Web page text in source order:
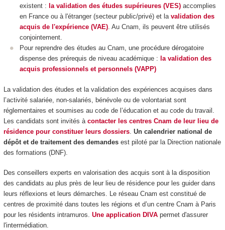
existent : la validation des études supérieures (VES) accomplies
en France ou à l'étranger (secteur public/privé) et lavalidation des
acquis de l'expérience (VAE). Au Cnam, ils peuvent être utilisés
conjointement.
Pour reprendre des études au Cnam, une procédure dérogatoire
dispense des prérequis de niveau académique : la validation des
acquis professionnels et personnels (VAPP)
La validation des études et la validation des expériences acquises dans
l’activité salariée, non-salariés, bénévole ou de volontariat sont
réglementaires et soumises au code de l’éducation et au code du travail.
Les candidats sont invités à contacter les centres Cnam de leur lieu de
résidence pour constituer leurs dossiers. Un calendrier national de
dépôt et de traitement des demandesest piloté par la Direction nationale
des formations (DNF).
Des conseillers experts en valorisation des acquis sont à la disposition
des candidats au plus près de leur lieu de résidence pour les guider dans
leurs réflexions et leurs démarches. Le réseau Cnam est constitué de
centres de proximité dans toutes les régions et d’un centre Cnam à Paris
pour les résidents intramuros. Une application DIVA permet d'assurer
l'intermédiation.